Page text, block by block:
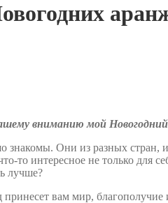
вниманию мой
знакомы. Они из разных стран,
то интересное не только
лучше?
вам мир, благополучие